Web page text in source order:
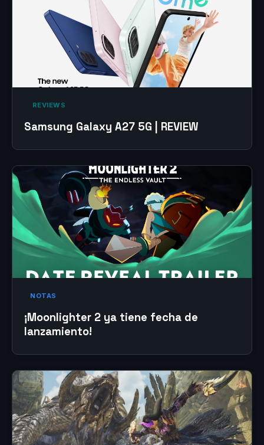
‎ REVIEWS‎
Samsung Galaxy A27 5G | REVIEW
NOTAS
¡Moonlighter 2 ya tiene fecha de
lanzamiento!